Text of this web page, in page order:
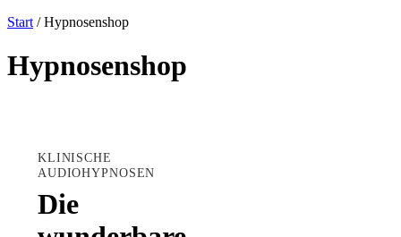
Start / Hypnosenshop
Hypnosenshop
KLINISCHE
AUDIOHYPNOSEN
Die